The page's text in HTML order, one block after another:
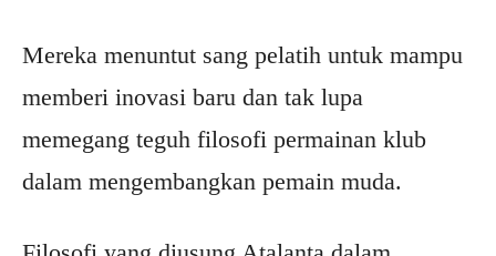
Mereka menuntut sang pelatih untuk mampu
memberi inovasi baru dan tak lupa
memegang teguh filosofi permainan klub
dalam mengembangkan pemain muda.